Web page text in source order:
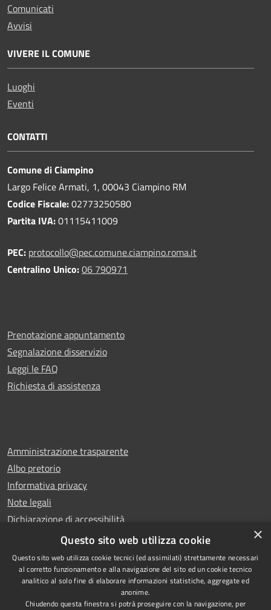
Comunicati
Avvisi
VIVERE IL COMUNE
Luoghi
Eventi
CONTATTI
Comune di Ciampino
Largo Felice Armati, 1, 00043 Ciampino RM
Codice Fiscale:02773250580
Partita IVA:01115411009
PEC: protocollo@pec.comune.ciampino.roma.it
Centralino Unico:06 790971
Prenotazione appuntamento
Segnalazione disservizio
Leggi le FAQ
Richiesta di assistenza
Amministrazione trasparente
Albo pretorio
Informativa privacy
Note legali
Dichiarazione di accessibilità
Whistleblowing
×
Questo sito web utilizza cookie
Questo sito web utilizza cookie tecnici (ed assimilati) strettamente necessari
al corretto funzionamento e alla navigazione del sito ed un cookie tecnico
analitico al solo fine di elaborare informazioni statistiche, aggregate ed
anonime.
Chiudendo questa finestra si potrà proseguire con la navigazione, per